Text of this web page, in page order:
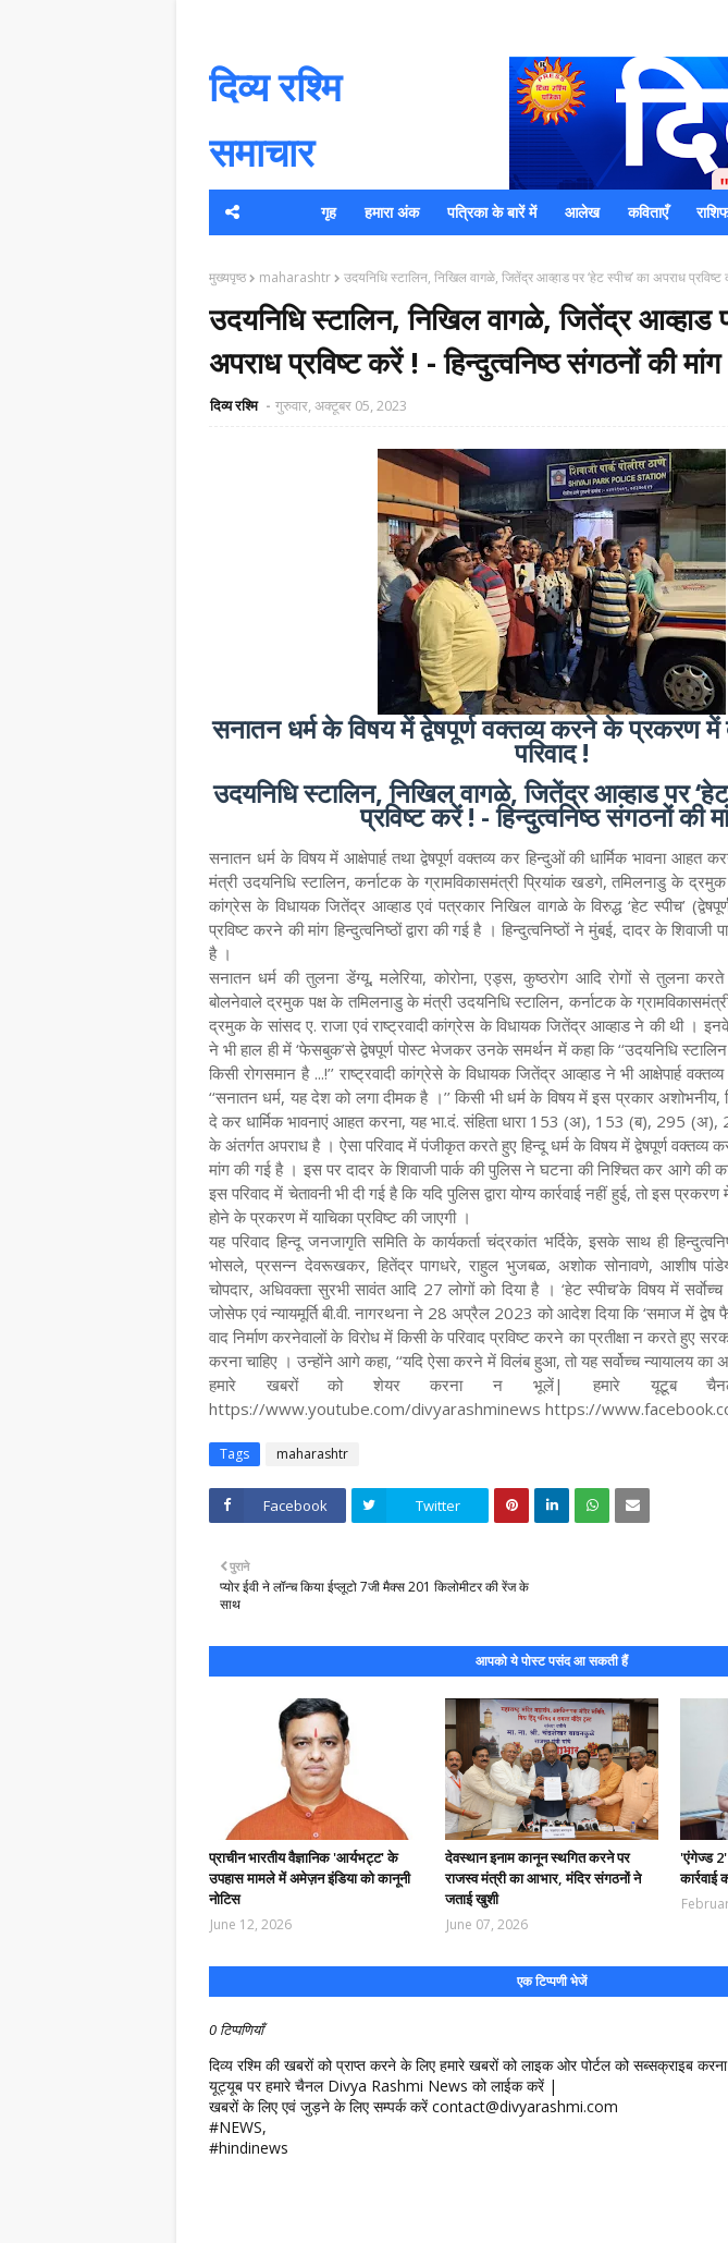
दिव्य रश्मि
समाचार
यह एक धर्मिक और राष्ट्रवादी पत्रिका है
गृह हमारा अंक पत्रिका के बारें में आलेख कविताएँ
मुख्यपृष्ठ maharashtr उदयनिधि स्टालिन, निखिल वागळे, जितेंद्र आव्हाड पर ‘हेट स्पीच’ का अपराध प्रविष्ट
उदयनिधि स्टालिन, निखिल वागळे, जितेंद्र आव्हाड
अपराध प्रविष्ट करें ! - हिन्दुत्वनिष्ठ संगठनों की मांग
दिव्य रश्मि गुरुवार, अक्टूबर 05, 2023
सनातन धर्म के विषय में द्वेषपूर्ण वक्तव्य करने के प्रकरण में
परिवाद !
उदयनिधि स्टालिन, निखिल वागळे, जितेंद्र आव्हाड पर
प्रविष्ट करें ! - हिन्दुत्वनिष्ठ संगठनों की
सनातन धर्म के विषय में आक्षेपार्ह तथा द्वेषपूर्ण वक्तव्य कर हिन्दुओं की धार्मिक भावना
मंत्री उदयनिधि स्टालिन, कर्नाटक के ग्रामविकासमंत्री प्रियांक खडगे, तमिलनाडु के द्रमुक
कांग्रेस के विधायक जितेंद्र आव्हाड एवं पत्रकार निखिल वागळे के विरुद्ध ‘हेट स्पीच’
प्रविष्ट करने की मांग हिन्दुत्वनिष्ठों द्वारा की गई है । हिन्दुत्वनिष्ठों ने मुंबई, दादर के शिवाजी
है ।
सनातन धर्म की तुलना डेंग्यू, मलेरिया, कोरोना, एड्स, कुष्ठरोग आदि रोगों से तुलना
बोलनेवाले द्रमुक पक्ष के तमिलनाडु के मंत्री उदयनिधि स्टालिन, कर्नाटक के
द्रमुक के सांसद ए. राजा एवं राष्ट्रवादी कांग्रेस के विधायक जितेंद्र आव्हाड ने की थी ।
ने भी हाल ही में ‘फेसबुक’से द्वेषपूर्ण पोस्ट भेजकर उनके समर्थन में कहा कि ‘‘उदयनिधि
किसी रोगसमान है ...!’’ राष्ट्रवादी कांग्रेसे के विधायक जितेंद्र आव्हाड ने भी आक्षेपार्ह
‘‘सनातन धर्म, यह देश को लगा दीमक है ।’’ किसी भी धर्म के विषय में इस प्रकार
दे कर धार्मिक भावनाएं आहत करना, यह भा.दं. संहिता धारा 153 (अ), 153 (ब), 295
के अंतर्गत अपराध है । ऐसा परिवाद में पंजीकृत करते हुए हिन्दू धर्म के विषय में द्वेषपूर्ण वक्तव्य
मांग की गई है । इस पर दादर के शिवाजी पार्क की पुलिस ने घटना की निश्चित कर आगे की
इस परिवाद में चेतावनी भी दी गई है कि यदि पुलिस द्वारा योग्य कार्रवाई नहीं हुई, तो इस
होने के प्रकरण में याचिका प्रविष्ट की जाएगी ।
यह परिवाद हिन्दू जनजागृति समिति के कार्यकर्ता चंद्रकांत भर्दिके, इसके साथ ही
भोसले, प्रसन्न देवरूखकर, हितेंद्र पागधरे, राहुल भुजबळ, अशोक सोनावणे, आशीष
चोपदार, अधिवक्ता सुरभी सावंत आदि 27 लोगों को दिया है । ‘हेट स्पीच’के विषय में सर्वाेच्च
जोसेफ एवं न्यायमूर्ति बी.वी. नागरथना ने 28 अप्रैल 2023 को आदेश दिया कि ‘समाज में
वाद निर्माण करनेवालों के विरोध में किसी के परिवाद प्रविष्ट करने का प्रतीक्षा न करते हुए
करना चाहिए । उन्होंने आगे कहा, ‘‘यदि ऐसा करने में विलंब हुआ, तो यह सर्वोच्च न्यायालय का
हमारे खबरों को शेयर करना न भूलें| हमारे यूटूब
https://www.youtube.com/divyarashminews https://
Tags maharashtr
Facebook Twitter
पुराने
प्योर ईवी ने लॉन्च किया ईप्लूटो 7जी मैक्स 201 किलोमीटर की रेंज के
साथ
आपको ये पोस्ट पसंद आ सकती हैं
प्राचीन भारतीय वैज्ञानिक 'आर्यभट्ट' के
उपहास मामले में अमेज़न इंडिया को कानूनी
नोटिस
June 12, 2026
देवस्थान इनाम कानून स्थगित करने पर
राजस्व मंत्री का आभार, मंदिर संगठनों ने
जताई खुशी
June 07, 2026
'एंगेज्ड 2'
एक टिप्पणी भेजें
0 टिप्पणियाँ
दिव्य रश्मि की खबरों को प्राप्त करने के लिए हमारे खबरों को लाइक ओर पोर्टल को सब्सक्राइब
यूट्यूब पर हमारे चैनल Divya Rashmi News को लाईक करें |
खबरों के लिए एवं जुड़ने के लिए सम्पर्क करें contact@divyarashmi.com
#NEWS,
#hindinews